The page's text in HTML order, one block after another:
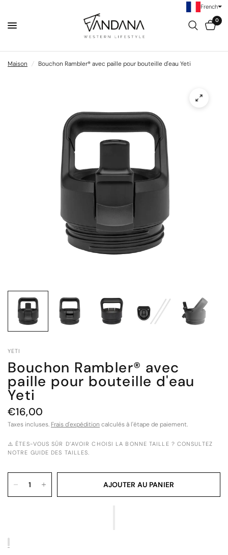
0
Maison / Bouchon Rambler® avec paille pour bouteille d'eau Yeti
YETI
Bouchon Rambler® avec
paille pour bouteille d'eau
Yeti
€16,00
Taxes incluses. Frais d'expédition calculés à l'étape de paiement.
⚠️ ÊTES-VOUS SÛR D’AVOIR CHOISI LA BONNE TAILLE ? CONSULTEZ
NOTRE GUIDE DES TAILLES.
AJOUTER AU PANIER
French